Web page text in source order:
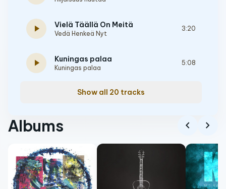
play_arrow Vielä Täällä On Meitä
Vedä Henkeä Nyt
3:20
play_arrow Kuningas palaa
Kuningas palaa
5:08
Show all 20 tracks
Albums chevron_left chevron_right